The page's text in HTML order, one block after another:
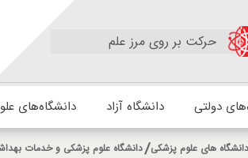
حرکت بر روی مرز علم
دولتی دانشگاه آزاد دانشگاه‌های
دانشگاه های علوم پزشکی دانشگاه علوم پزشکی و خدمات